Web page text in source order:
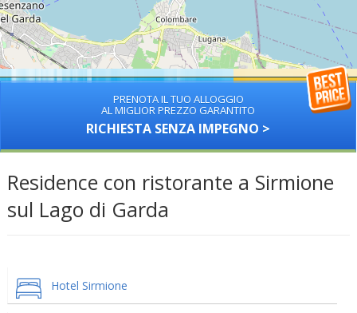
PRENOTA IL TUO ALLOGGIO
AL MIGLIOR PREZZO GARANTITO
RICHIESTA SENZA IMPEGNO >
Residence con ristorante a Sirmione
sul Lago di Garda
Hotel Sirmione